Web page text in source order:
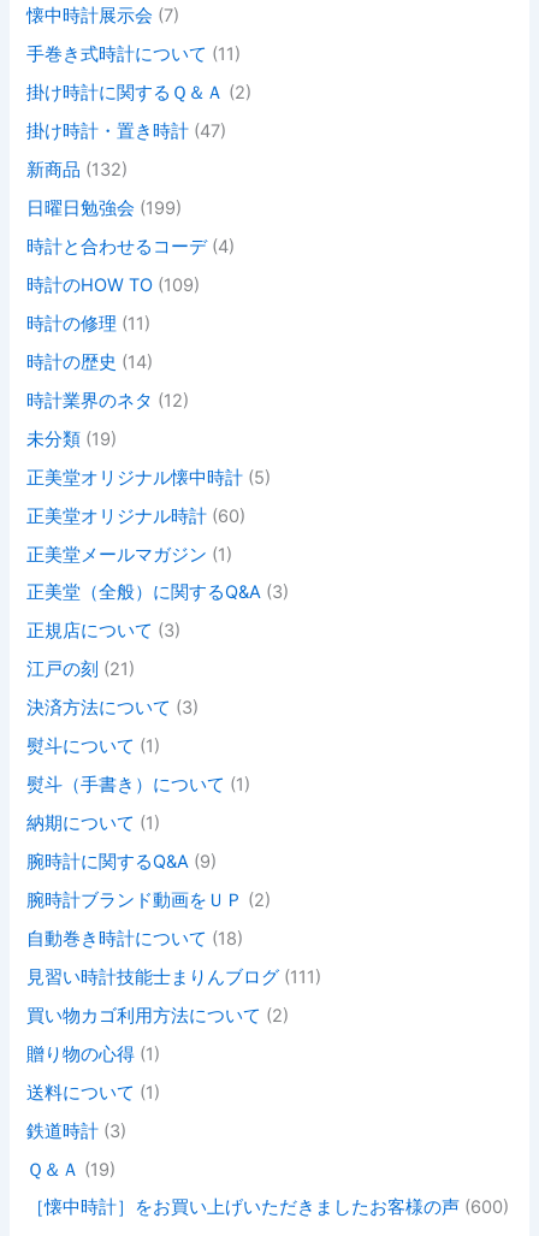
懐中時計展示会 (7)
手巻き式時計について (11)
掛け時計に関するＱ＆Ａ (2)
掛け時計・置き時計 (47)
新商品 (132)
日曜日勉強会 (199)
時計と合わせるコーデ(4)
時計のHOW TO (109)
時計の修理 (11)
時計の歴史 (14)
時計業界のネタ (12)
未分類 (19)
正美堂オリジナル懐中時計 (5)
正美堂オリジナル時計 (60)
正美堂メールマガジン (1)
正美堂（全般）に関するQ&A (3)
正規店について (3)
江戸の刻 (21)
決済方法について (3)
熨斗について (1)
熨斗（手書き）について (1)
納期について (1)
腕時計に関するQ&A (9)
腕時計ブランド動画をＵＰ (2)
自動巻き時計について (18)
見習い時計技能士まりんブログ (111)
買い物カゴ利用方法について (2)
贈り物の心得 (1)
送料について (1)
鉄道時計 (3)
Ｑ＆Ａ (19)
［懐中時計］をお買い上げいただきましたお客様の声 (600)